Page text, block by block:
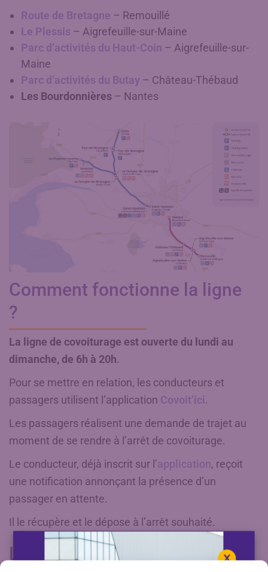
Route de Bretagne – Remouillé
Le Plessis – Aigrefeuille-sur-Maine
Parc d’activités du Haut-Coin – Aigrefeuille-sur-
Maine
Parc d’activités du Butay – Château-Thébaud
Les Bourdonnières – Nantes
Comment fonctionne la ligne
?
La ligne de covoiturage est ouverte du lundi au
dimanche, de 6h à 20h.
Pour se mettre en relation, les conducteurs et
passagers utilisent l’application Covoit’ici.
Les passagers réalisent une demande de trajet au
moment de se rendre à l’arrêt de covoiturage.
Le conducteur, déjà inscrit sur l’application, reçoit
une notification annonçant la présence d’un
passager en attente.
Il le récupère et le dépose à l’arrêt souhaité.
Le départ des passagers est-il